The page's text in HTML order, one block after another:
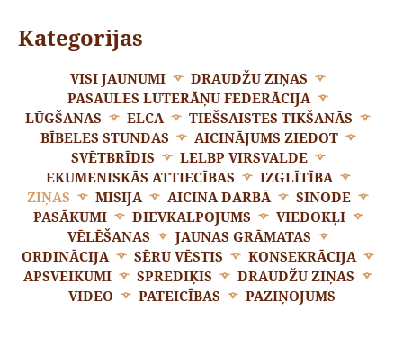
Kategorijas
VISI JAUNUMI
DRAUDŽU ZIŅAS
PASAULES LUTERĀŅU FEDERĀCIJA
LŪGŠANAS
ELCA
TIEŠSAISTES TIKŠANĀS
BĪBELES STUNDAS
AICINĀJUMS ZIEDOT
SVĒTBRĪDIS
LELBP VIRSVALDE
EKUMENISKĀS ATTIECĪBAS
IZGLĪTĪBA
ZIŅAS
MISIJA AICINA DARBĀ
SINODE
PASĀKUMI
DIEVKALPOJUMS
VIEDOKĻI
VĒLĒŠANAS
JAUNAS GRĀMATAS
ORDINĀCIJA
SĒRU VĒSTIS
KONSEKRĀCIJA
APSVEIKUMI
SPREDIĶIS
DRAUDŽU ZIŅAS
VIDEO
PATEICĪBAS PAZIŅOJUMS